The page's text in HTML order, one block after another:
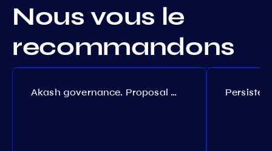
Nous vous le
recommandons
Akash governance. Proposal №308